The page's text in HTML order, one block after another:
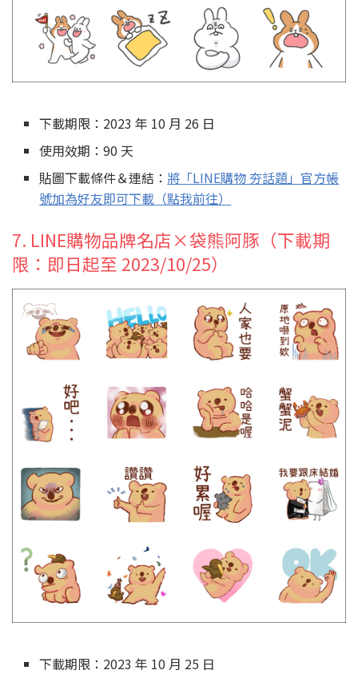
下載期限：2023 年 10 月 26 日
使用效期：90 天
貼圖下載條件＆連結： 將「LINE購物 夯話題」官方帳
號加為好友即可下載（點我前往）
7. LINE購物品牌名店×袋熊阿豚（下載期
限：即日起至 2023/10/25）
下載期限：2023 年 10 月 25 日